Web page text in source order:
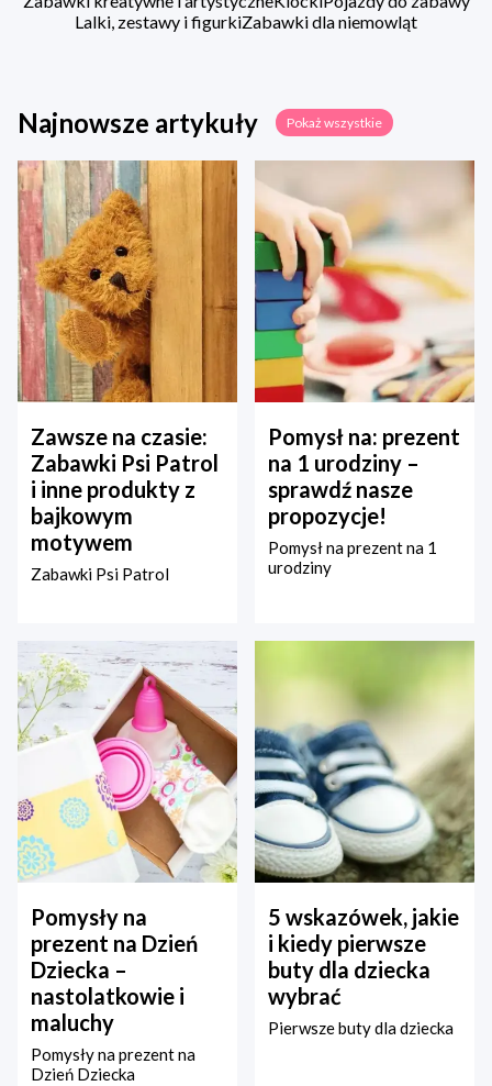
Lalki, zestawy i figurkiZabawki dla niemowląt
Najnowsze artykuły Pokaż wszystkie
Zawsze na czasie:
Zabawki Psi Patrol
i inne produkty z
bajkowym
motywem
Zabawki Psi Patrol
Pomysł na: prezent
na 1 urodziny –
sprawdź nasze
propozycje!
Pomysł na prezent na 1
urodziny
Pomysły na
prezent na Dzień
Dziecka –
nastolatkowie i
maluchy
Pomysły na prezent na
Dzień Dziecka
5 wskazówek, jakie
i kiedy pierwsze
buty dla dziecka
wybrać
Pierwsze buty dla dziecka